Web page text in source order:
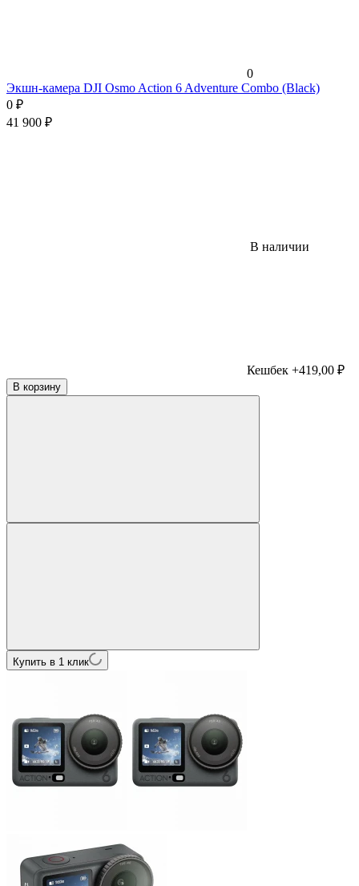
0
Экшн-камера DJI Osmo Action 6 Adventure Combo (Black)
0 ₽
41 900 ₽
В наличии
Кешбек +419,00 ₽
В корзину
Купить в 1 клик